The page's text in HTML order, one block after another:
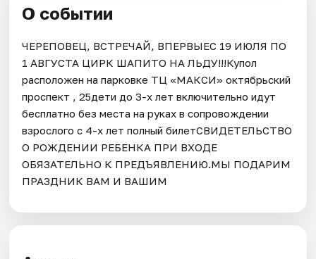
О событии
ЧЕРЕПОВЕЦ, ВСТРЕЧАЙ, ВПЕРВЫЕС 19 ИЮЛЯ ПО
1 АВГУСТА ЦИРК ШАПИТО НА ЛЬДУ!!!Купол
расположен на парковке ТЦ «МАКСИ» октябрьский
проспект , 25дети до 3-х лет включительно идут
бесплатно без места на руках в сопровождении
взрослого с 4-х лет полный билетСВИДЕТЕЛЬСТВО
О РОЖДЕНИИ РЕБЕНКА ПРИ ВХОДЕ
ОБЯЗАТЕЛЬНО К ПРЕДЪЯВЛЕНИЮ.МЫ ПОДАРИМ
ПРАЗДНИК ВАМ И ВАШИМ